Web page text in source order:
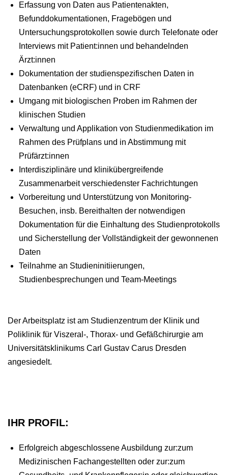
Erfassung von Daten aus Patientenakten,
Befunddokumentationen, Fragebögen und
Untersuchungsprotokollen sowie durch Telefonate oder
Interviews mit Patient:innen und behandelnden
Ärzt:innen
Dokumentation der studienspezifischen Daten in
Datenbanken (eCRF) und in CRF
Umgang mit biologischen Proben im Rahmen der
klinischen Studien
Verwaltung und Applikation von Studienmedikation im
Rahmen des Prüfplans und in Abstimmung mit
Prüfärzt:innen
Interdisziplinäre und klinikübergreifende
Zusammenarbeit verschiedenster Fachrichtungen
Vorbereitung und Unterstützung von Monitoring-
Besuchen, insb. Bereithalten der notwendigen
Dokumentation für die Einhaltung des Studienprotokolls
und Sicherstellung der Vollständigkeit der gewonnenen
Daten
Teilnahme an Studieninitiierungen,
Studienbesprechungen und Team-Meetings
Der Arbeitsplatz ist am Studienzentrum der Klinik und
Poliklinik für Viszeral-, Thorax- und Gefäßchirurgie am
Universitätsklinikums Carl Gustav Carus Dresden
angesiedelt.
IHR PROFIL:
Erfolgreich abgeschlossene Ausbildung zur:zum
Medizinischen Fachangestellten oder zur:zum